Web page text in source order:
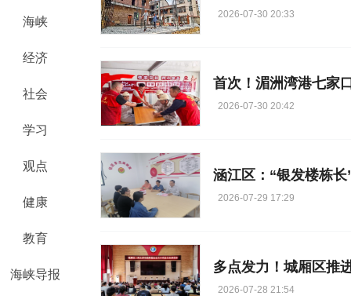
海峡
经济
社会
学习
观点
健康
教育
海峡导报
2026-07-30 20:33
首次！湄洲湾港七家
2026-07-30 20:42
涵江区：“银发楼栋
2026-07-29 17:29
多点发力！城厢区推
2026-07-28 21:54